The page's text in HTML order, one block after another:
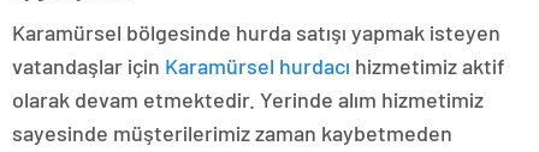
Karamürsel bölgesinde hurda satışı yapmak isteyen
vatandaşlar için Karamürsel hurdacı hizmetimiz aktif
olarak devam etmektedir. Yerinde alım hizmetimiz
sayesinde müşterilerimiz zaman kaybetmeden